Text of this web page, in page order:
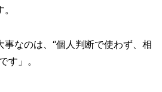
なのは、“個人判断で使わず、相
す」。